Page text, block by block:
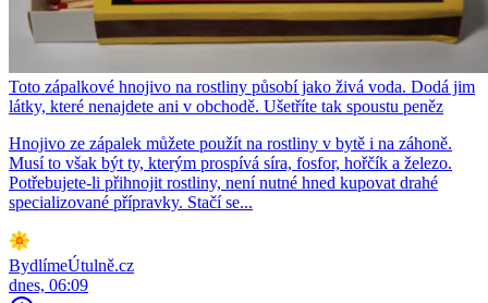
Toto zápalkové hnojivo na rostliny působí jako živá voda. Dodá jim
látky, které nenajdete ani v obchodě. Ušetříte tak spoustu peněz
Hnojivo ze zápalek můžete použít na rostliny v bytě i na záhoně.
Musí to však být ty, kterým prospívá síra, fosfor, hořčík a železo.
Potřebujete-li přihnojit rostliny, není nutné hned kupovat drahé
specializované přípravky. Stačí se...
BydlímeÚtulně.cz
dnes, 06:09